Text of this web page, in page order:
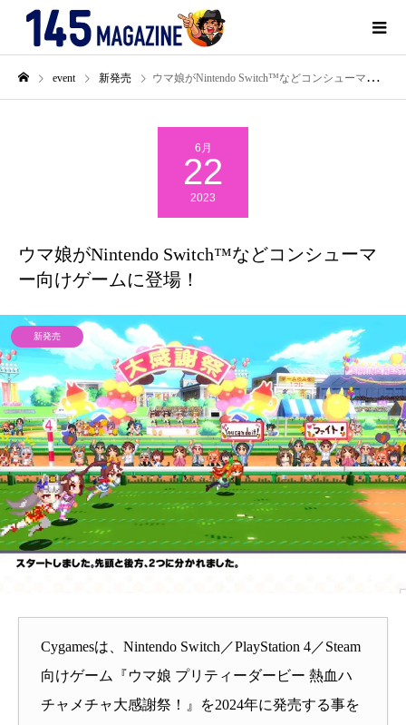
event 新発売 ウマ娘がNintendo Switch™などコンシューマー向けゲームに登場！
6月
22
2023
ウマ娘がNintendo Switch™などコンシューマ
ー向けゲームに登場！
新発売
Cygamesは、Nintendo Switch／PlayStation 4／Steam
向けゲーム『ウマ娘 プリティーダービー 熱血ハ
チャメチャ大感謝祭！』を2024年に発売する事を